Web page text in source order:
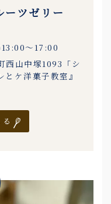
ーツゼリー
〜17:00
西山中塚1093「シ
ケ洋菓子教室』